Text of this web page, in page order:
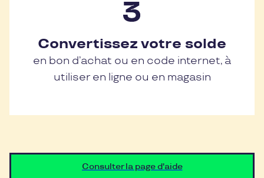
Convertissez votre solde
en bon d’achat ou en code internet, à
utiliser en ligne ou en magasin
Consulter la page d'aide